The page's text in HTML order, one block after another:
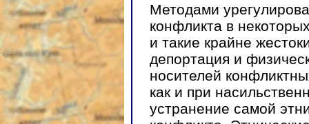
Методами
конфликта в
и такие крайне
депортация и
носителей
как и при
устранение самой